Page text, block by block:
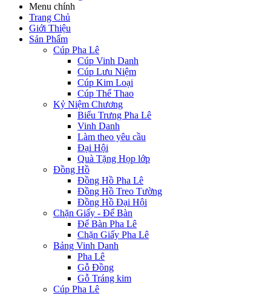
Menu chính
Trang Chủ
Giới Thiệu
Sản Phẩm
Cúp Pha Lê
Cúp Vinh Danh
Cúp Lưu Niệm
Cúp Kim Loại
Cúp Thể Thao
Kỷ Niệm Chương
Biểu Trưng Pha Lê
Vinh Danh
Làm theo yêu cầu
Đại Hội
Quà Tặng Họp lớp
Đồng Hồ
Đồng Hồ Pha Lê
Đồng Hồ Treo Tường
Đồng Hồ Đại Hội
Chặn Giấy - Để Bàn
Để Bàn Pha Lê
Chặn Giấy Pha Lê
Bảng Vinh Danh
Pha Lê
Gỗ Đồng
Gỗ Tráng kim
Cúp Pha Lê